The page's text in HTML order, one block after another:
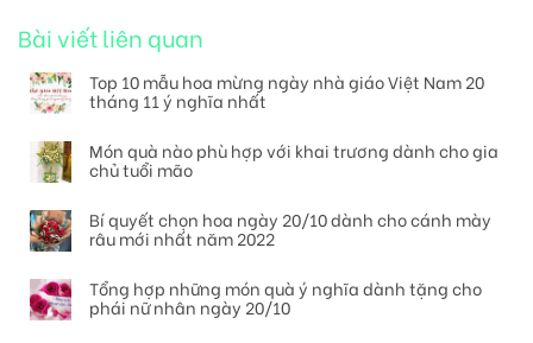
Bài viết liên quan
Top 10 mẫu hoa mừng ngày nhà giáo Việt Nam 20
tháng 11 ý nghĩa nhất
Món quà nào phù hợp với khai trương dành cho gia
chủ tuổi mão
Bí quyết chọn hoa ngày 20/10 dành cho cánh mày
râu mới nhất năm 2022
Tổng hợp những món quà ý nghĩa dành tặng cho
phái nữ nhân ngày 20/10